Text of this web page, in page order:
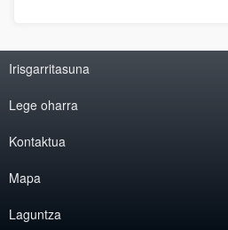
Irisgarritasuna
Lege oharra
Kontaktua
Mapa
Laguntza